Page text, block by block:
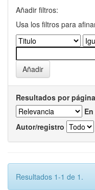
Añadir filtros:
Usa los filtros para
Resultados por página
Autor/registro
Resultados 1-1 de 1.